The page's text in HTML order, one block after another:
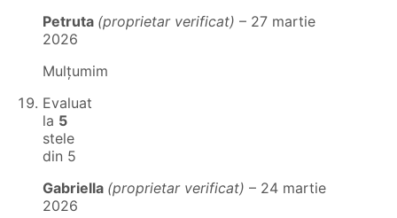
Petruta (proprietar verificat) – 27 martie
2026
Mulțumim
Evaluat
la 5
stele
din 5
Gabriella (proprietar verificat) – 24 martie
2026